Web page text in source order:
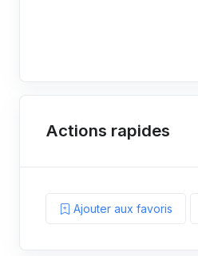
Actions rapides
Ajouter aux favoris